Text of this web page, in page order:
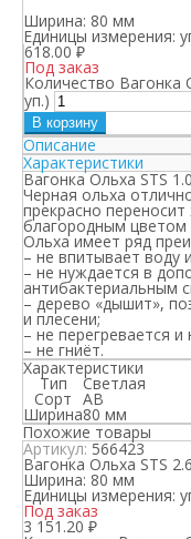
Ширина: 80 мм
Единицы измерения:
618.00₽
Под заказ
Количество Вагонка
уп.)
В корзину
Описание
Характеристики
Вагонка Ольха STS
Черная ольха
прекрасно
благородным
Ольха имеет ряд
– не впитывает воду
– не нуждается в
антибактериальным
– дерево «дышит»,
и плесени;
– не перегревается
– не гниёт.
Характеристики
Тип Светлая
Сорт АВ
Ширина80 мм
Похожие товары
Артикул:566423
Вагонка Ольха STS
Ширина: 80 мм
Единицы измерения:
Под заказ
3 151.20 ₽